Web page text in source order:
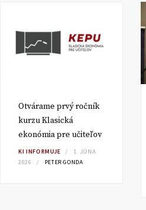
Otvárame prvý ročník
kurzu Klasická
ekonómia pre učiteľov
KI INFORMUJE
1. JÚNA
2026
PETER GONDA